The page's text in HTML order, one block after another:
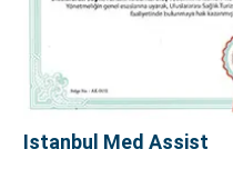
Istanbul Med Assist